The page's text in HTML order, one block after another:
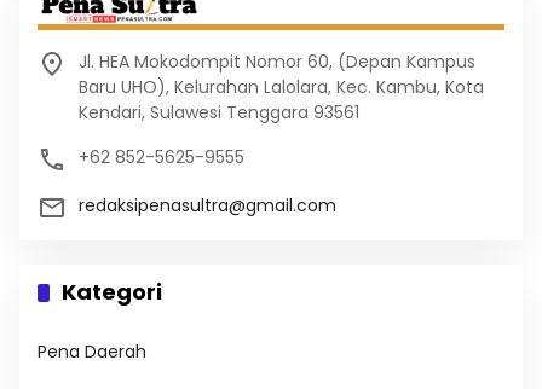
Jl. HEA Mokodompit Nomor 60, (Depan Kampus
Baru UHO), Kelurahan Lalolara, Kec. Kambu, Kota
Kendari, Sulawesi Tenggara 93561
+62 852-5625-9555
redaksipenasultra@gmail.com
Kategori
Pena Daerah